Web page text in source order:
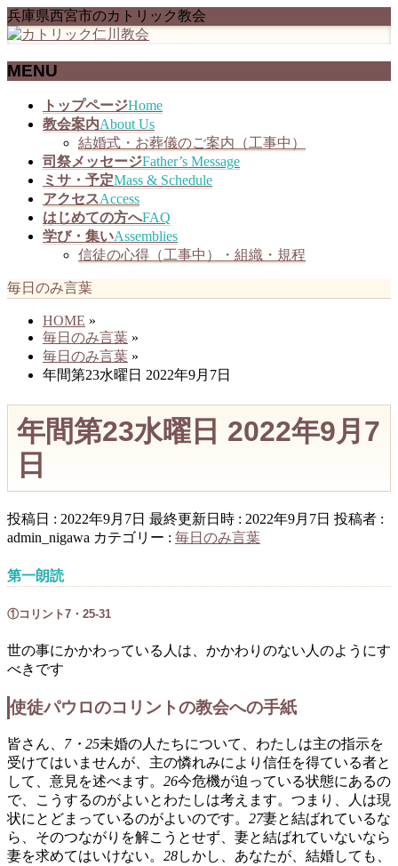
兵庫県西宮市のカトリック教会
MENU
トップページHome
教会案内About Us
結婚式・お葬儀のご案内（工事中）
司祭メッセージFather’s Message
ミサ・予定Mass & Schedule
アクセスAccess
はじめての方へFAQ
学び・集いAssemblies
信徒の心得（工事中）・組織・規程
毎日のみ言葉
HOME »
毎日のみ言葉 »
毎日のみ言葉 »
年間第23水曜日 2022年9月7日
年間第23水曜日 2022年9月7
日
投稿日 : 2022年9月7日 最終更新日時 : 2022年9月7日 投稿者 :
admin_nigawa カテゴリー : 毎日のみ言葉
第一朗読
①コリント7・25-31
世の事にかかわっている人は、かかわりのない人のようにす
べきです
使徒パウロのコリントの教会への手紙
皆さん、 7・25未婚の人たちについて、わたしは主の指示を
受けてはいませんが、主の憐れみにより信任を得ている者と
して、意見を述べます。 26今危機が迫っている状態にあるの
で、こうするのがよいとわたしは考えます。つまり、人は現
状にとどまっているのがよいのです。 27妻と結ばれているな
ら、そのつながりを解こうとせず、妻と結ばれていないなら
妻を求めてはいけない。 28しかし、あなたが、結婚しても、